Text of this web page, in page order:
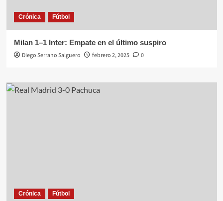
Crónica Fútbol
Milan 1–1 Inter: Empate en el último suspiro
Diego Serrano Salguero
febrero 2, 2025 0
Crónica Fútbol